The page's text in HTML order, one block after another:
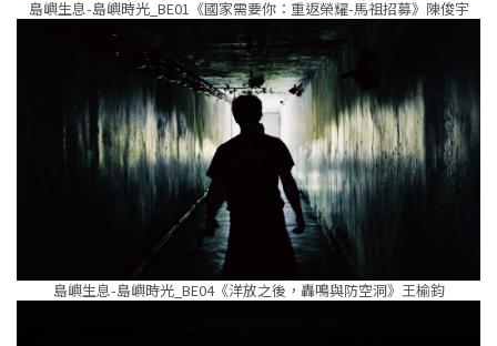
島嶼生息-島嶼時光_BE01《國家需要你：重返榮耀-馬祖招募》陳俊宇
島嶼生息-島嶼時光_BE04《洋放之後，轟鳴與防空洞》王榆鈞